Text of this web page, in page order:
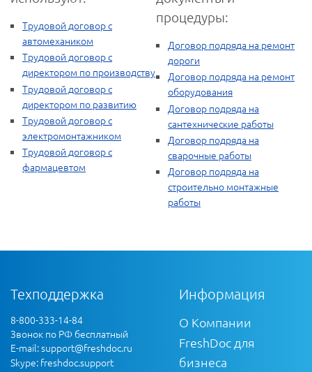
Трудовой договор с
автомехаником
Трудовой договор с
директором по производству
Трудовой договор с
директором по развитию
Трудовой договор с
электромонтажником
Трудовой договор с
фармацевтом
процедуры:
Договор подряда на ремонт
дороги
Договор подряда на ремонт
оборудования
Договор подряда на
сантехнические работы
Договор подряда на
сварочные работы
Договор подряда на
строительно монтажные
работы
Техподдержка
8-800-333-14-84
Звонок по РФ бесплатный
E-mail:support@freshdoc.ru
Skype: freshdoc.support
Информация
О Компании
FreshDoc для
бизнеса